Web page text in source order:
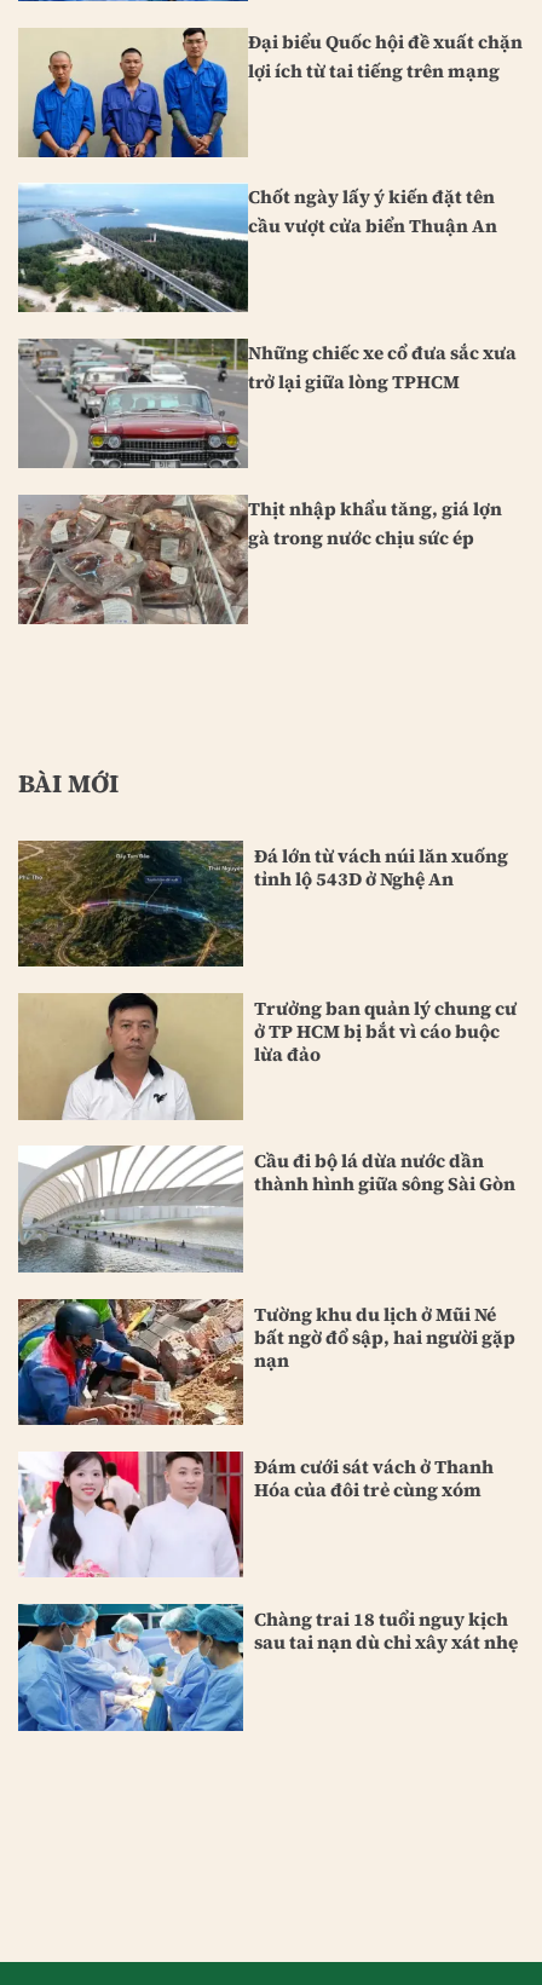
Đại biểu Quốc hội đề xuất chặn
lợi ích từ tai tiếng trên mạng
Chốt ngày lấy ý kiến đặt tên
cầu vượt cửa biển Thuận An
Những chiếc xe cổ đưa sắc xưa
trở lại giữa lòng TPHCM
Thịt nhập khẩu tăng, giá lợn
gà trong nước chịu sức ép
BÀI MỚI
Đá lớn từ vách núi lăn xuống
tỉnh lộ 543D ở Nghệ An
Trưởng ban quản lý chung cư
ở TP HCM bị bắt vì cáo buộc
lừa đảo
Cầu đi bộ lá dừa nước dần
thành hình giữa sông Sài Gòn
Tường khu du lịch ở Mũi Né
bất ngờ đổ sập, hai người gặp
nạn
Đám cưới sát vách ở Thanh
Hóa của đôi trẻ cùng xóm
Chàng trai 18 tuổi nguy kịch
sau tai nạn dù chỉ xây xát nhẹ